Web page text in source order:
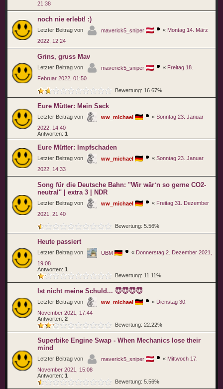
21:38
noch nie erlebt! :)
Letzter Beitrag von maverick5_sniper « Montag 14. März
2022, 12:24
Grins, gruss Mav
Letzter Beitrag von maverick5_sniper « Freitag 18.
Februar 2022, 01:50
Bewertung: 16.67%
Eure Mütter: Mein Sack
Letzter Beitrag von ww_michael « Sonntag 23. Januar
2022, 14:40
Antworten: 1
Eure Mütter: Impfschaden
Letzter Beitrag von ww_michael « Sonntag 23. Januar
2022, 14:33
Song für die Deutsche Bahn: "Wir wär‘n so gerne CO2-
neutral" | extra 3 | NDR
Letzter Beitrag von ww_michael « Freitag 31. Dezember
2021, 21:40
Bewertung: 5.56%
Heute passiert
Letzter Beitrag von UBM « Donnerstag 2. Dezember 2021,
19:08
Antworten: 1
Bewertung: 11.11%
Ist nicht meine Schuld... 😇😇😇😇
Letzter Beitrag von ww_michael « Dienstag 30.
November 2021, 17:44
Antworten: 2
Bewertung: 22.22%
Superbike Engine Swap - When Mechanics lose their
mind
Letzter Beitrag von maverick5_sniper « Mittwoch 17.
November 2021, 15:08
Antworten: 1
Bewertung: 5.56%